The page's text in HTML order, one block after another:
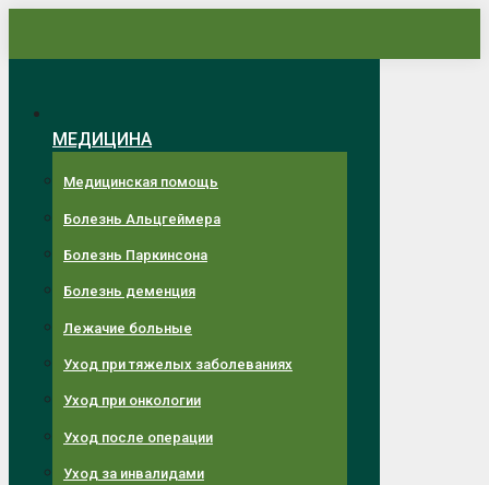
МЕДИЦИНА
Медицинская помощь
Болезнь Альцгеймера
Болезнь Паркинсона
Болезнь деменция
Лежачие больные
Уход при тяжелых заболеваниях
Уход при онкологии
Уход после операции
Уход за инвалидами